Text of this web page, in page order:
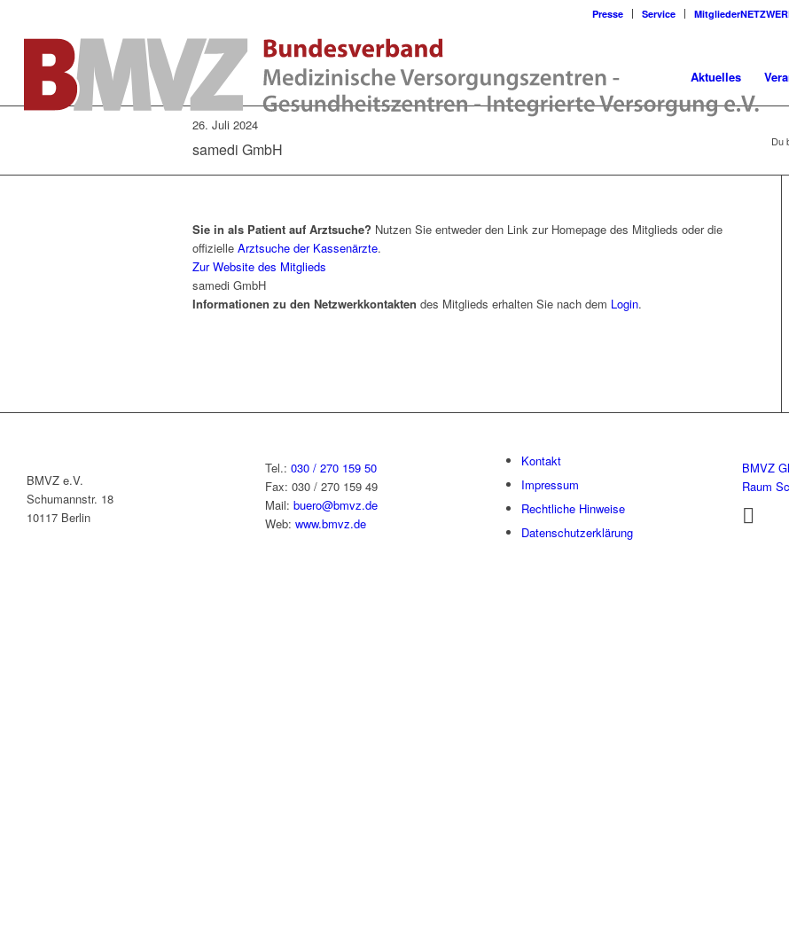
Presse Service
Aktuelles
26. Juli 2024
samedi GmbH Du
Sie in als Patient auf Arztsuche? Nutzen Sie entweder den Link zur Homepage des Mitglieds oder die
offizielle Arztsuche der Kassenärzte.
Zur Website des Mitglieds
samedi GmbH
Informationen zu den Netzwerkkontakten des Mitglieds erhalten Sie nach dem Login.
BMVZ e.V.
Schumannstr. 18
10117 Berlin
Tel.: 030 / 270 159 50
Fax: 030 / 270 159 49
Mail: buero@bmvz.de
Web: www.bmvz.de
Kontakt
Impressum
Rechtliche Hinweise
Datenschutzerklärung
BMVZ
Raum